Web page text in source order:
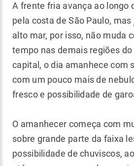
A frente fria avança ao longo
pela costa de São Paulo,
alto mar, por isso, não muda
tempo nas demais regiões
capital, o dia amanhece com
com um pouco mais de
fresco e possibilidade de
O amanhecer começa com
sobre grande parte da faixa
possibilidade de chuviscos,